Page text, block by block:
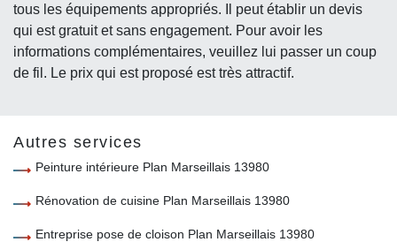
tous les équipements appropriés. Il peut établir un devis
qui est gratuit et sans engagement. Pour avoir les
informations complémentaires, veuillez lui passer un coup
de fil. Le prix qui est proposé est très attractif.
Autres services
Peinture intérieure Plan Marseillais 13980
Rénovation de cuisine Plan Marseillais 13980
Entreprise pose de cloison Plan Marseillais 13980